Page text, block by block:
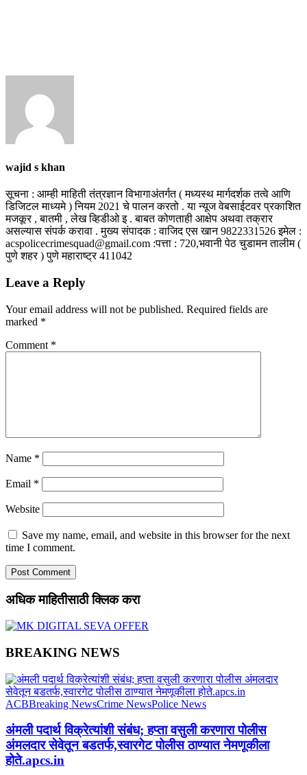
wajid s khan
सूचना : आम्ही माहिती तंत्रज्ञान विभागाअंतर्गत ( मध्यस्थ मार्गदर्शक तत्वे आणि
डिजिटल माध्यमे ) नियम 2021 चे पालन करतो . या न्यूज वेबसाईटवर प्रकाशित
मजकूर , बातमी , लेख व्हिडीओ इ . बाबत कोणताही आक्षेप अथवा तक्रार
असल्यास संपर्क करावा . मुख्य संपादक : वाजिद एस खान 9822331526 इमेल :
acspolicecrimesquad@gmail.com :पत्ता : 720,भवानी पेठ चुडामन तालीम (
पुणे शहर ) पुणे महाराष्ट्र 411042
Leave a Reply
Your email address will not be published. Required fields are
marked *
Comment *
Name *
Email *
Website
Save my name, email, and website in this browser for the next
time I comment.
अधिक माहितीसाठी क्लिक करा
BREAKING NEWS
ACBBreaking NewsCrime NewsPolice News
अंमली पदार्थ विक्रेत्यांशी संबंध; हप्ता वसुली करणारा पोलीस
अंमलदार सेवेतून बडतर्फ,स्वारगेट पोलीस ठाण्यात नेमणूकीला
होते.apcs.in